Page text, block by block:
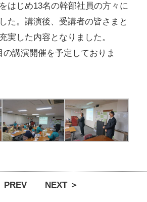
はじめ13名の幹部社員の方々に
た。講演後、受講者の皆さまと
実した内容となりました。
講演開催を予定しておりま
PREV NEXT ＞